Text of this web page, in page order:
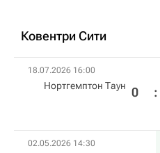
Ковентри Сити
18.07.2026 16:00
Нортгемптон Таун 0 :
02.05.2026 14:30